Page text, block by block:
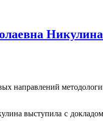
Никулина
методологии
с докладом